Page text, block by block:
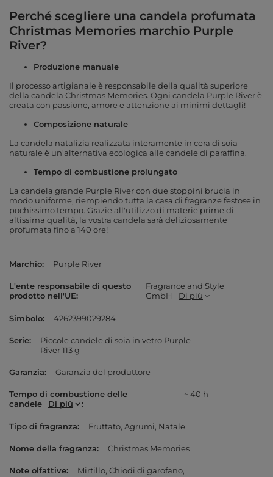
Perché scegliere una candela profumata
Christmas Memories marchio Purple
River?
Produzione manuale
Il processo artigianale è responsabile della qualità superiore
della candela Christmas Memories. Ogni candela Purple River è
creata con passione, amore e attenzione ai minimi dettagli!
Composizione naturale
La candela natalizia realizzata interamente in cera di soia
naturale è un'alternativa ecologica alle candele di paraffina.
Tempo di combustione prolungato
La candela grande Purple River con due stoppini brucia in
modo uniforme, riempiendo tutta la casa di fragranze festose in
pochissimo tempo. Grazie all'utilizzo di materie prime di
altissima qualità, la vostra candela sarà deliziosamente
profumata fino a 140 ore!
Marchio Purple River
L'ente responsabile di questo
prodotto nell'UE
Fragrance and Style
GmbH
Di più
Simbolo 4262399029284
Serie
Piccole candele di soia in vetro Purple
River 113 g
Garanzia Garanzia del produttore
Tempo di combustione delle
candele
Di più
~ 40 h
Tipo di fragranza Fruttato Agrumi Natale
Nome della fragranza Christmas Memories
Note olfattive Mirtillo Chiodi di garofano